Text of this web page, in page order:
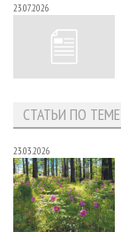
23.07.2026
СТАТЬИ ПО ТЕМЕ
23.03.2026